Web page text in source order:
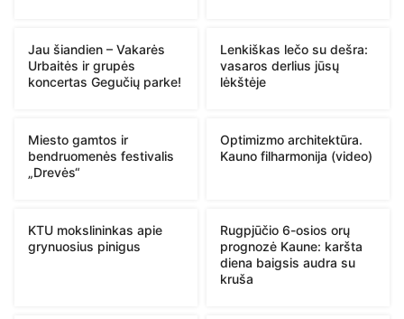
Jau šiandien – Vakarės
Urbaitės ir grupės
koncertas Gegučių parke!
Lenkiškas lečo su dešra:
vasaros derlius jūsų
lėkštėje
Miesto gamtos ir
bendruomenės festivalis
„Drevės“
Optimizmo architektūra.
Kauno filharmonija (video)
KTU mokslininkas apie
grynuosius pinigus
Rugpjūčio 6-osios orų
prognozė Kaune: karšta
diena baigsis audra su
kruša